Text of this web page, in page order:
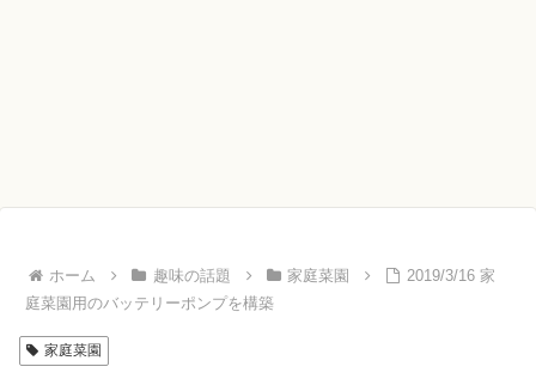
ホーム 趣味の話題 家庭菜園
2019/3/16 家
庭菜園用のバッテリーポンプを構築
家庭菜園